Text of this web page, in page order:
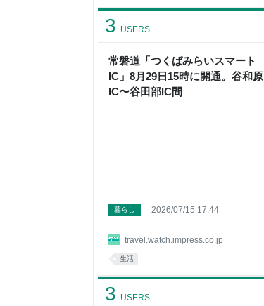
常磐道「つくばみらいスマート
IC」8月29日15時に開通。谷和原
IC〜谷田部IC間
3 USERS
travel.watch.impress.co.jp
暮らし 2026/07/15 17:44
生活
3 USERS